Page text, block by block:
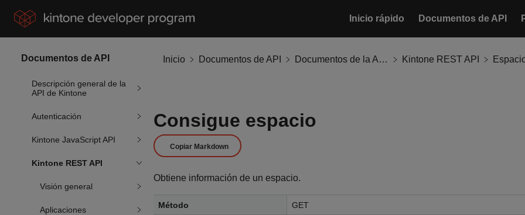
Inicio rápido Documentos de API
Documentos de API
Descripción general de la
API de Kintone
Autenticación
Kintone JavaScript API
Kintone REST API
Visión general
Aplicaciones
Inicio Documentos de API Documentos de la API de Kintone Kintone REST API
Consigue espacio
Copiar Markdown
Obtiene información de un espacio.
Método GET